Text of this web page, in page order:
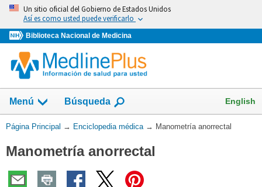
Omita
vaya
al
Contenido
Un sitio oficial del Gobierno de Estados Unidos
Así es como usted puede verificarlo
Biblioteca Nacional de Medicina
Menú Búsqueda English
Usted
aquí:
Página Principal → Enciclopedia médica → Manometría anorrectal
Manometría anorrectal